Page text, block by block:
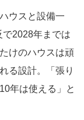
ウスと設備一
2028年までは
けのハウスは頑
る設計。「張り
年は使える」と